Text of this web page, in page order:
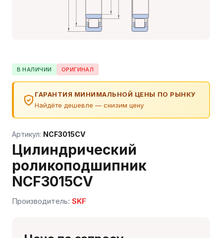
В НАЛИЧИИ ОРИГИНАЛ
ГАРАНТИЯ МИНИМАЛЬНОЙ ЦЕНЫ ПО РЫНКУ
Найдёте дешевле — снизим цену
Артикул: NCF3015CV
Цилиндрический
роликоподшипник
NCF3015CV
Производитель: SKF
Сергей — первый в отрасли ИИ-эксперт по